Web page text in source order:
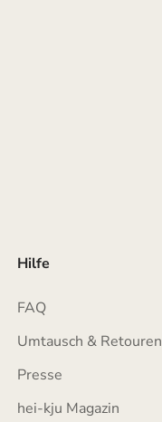
Hilfe
FAQ
Umtausch & Retouren
Presse
hei-kju Magazin